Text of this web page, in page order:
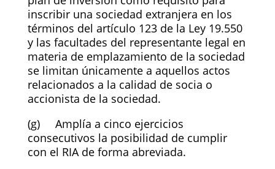
inscribir una sociedad extranjera en los
términos del artículo 123 de la Ley 19.550
y las facultades del representante legal en
materia de emplazamiento de la sociedad
se limitan únicamente a aquellos actos
relacionados a la calidad de socia o
accionista de la sociedad.
(g) Amplía a cinco ejercicios
consecutivos la posibilidad de cumplir
con el RIA de forma abreviada.